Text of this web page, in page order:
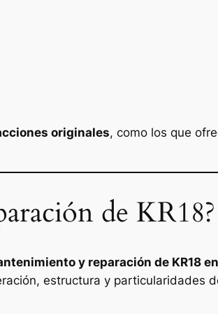
originales, como los que
de KR18?
y reparación de KR18 en
estructura y particularidades